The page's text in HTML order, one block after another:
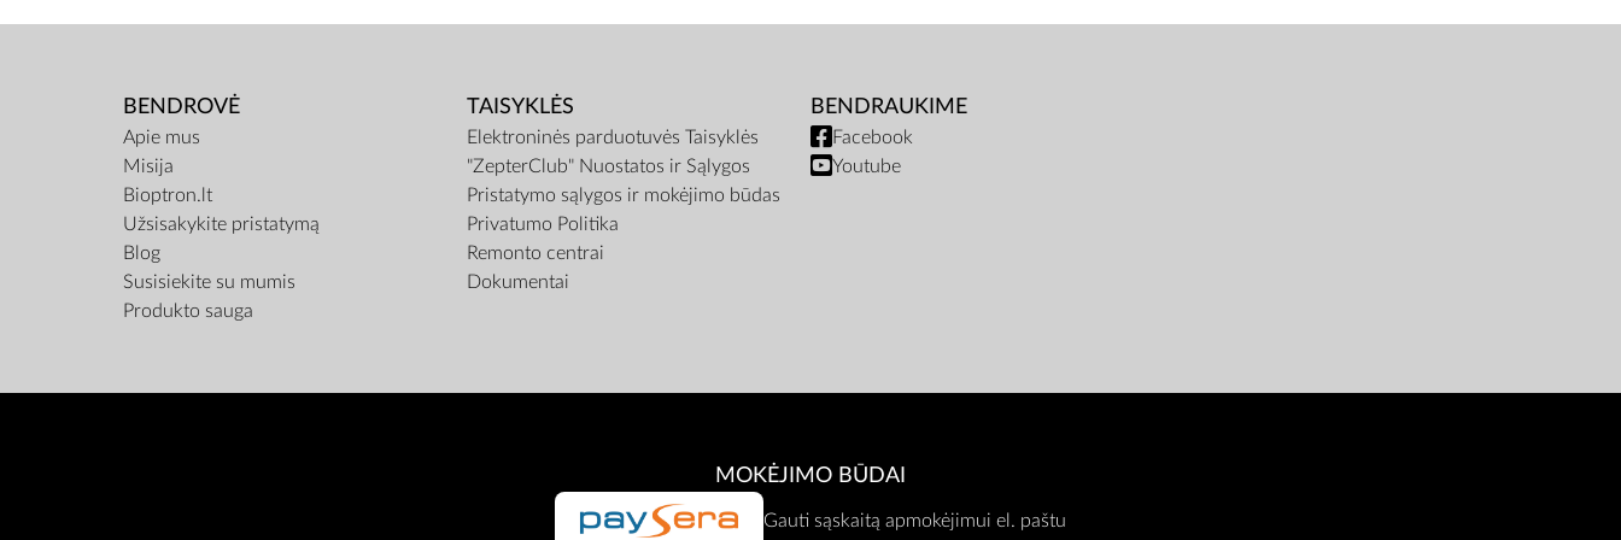
BENDROVĖ
Apie mus
Misija
Bioptron.lt
Užsisakykite pristatymą
Blog
Susisiekite su mumis
Produkto sauga
TAISYKLĖS
Elektroninės parduotuvės Taisyklės
"ZepterClub" Nuostatos ir Sąlygos
Pristatymo sąlygos ir mokėjimo būdas
Privatumo Politika
Remonto centrai
Dokumentai
BENDRAUKIME
Facebook
Youtube
MOKĖJIMO BŪDAI
Gauti sąskaitą apmokėjimui el. paštu